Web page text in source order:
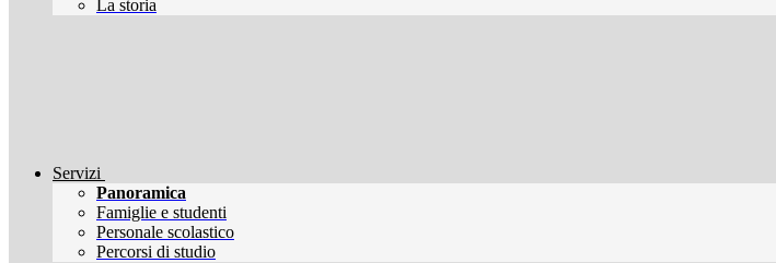
La storia
Servizi
Panoramica
Famiglie e studenti
Personale scolastico
Percorsi di studio